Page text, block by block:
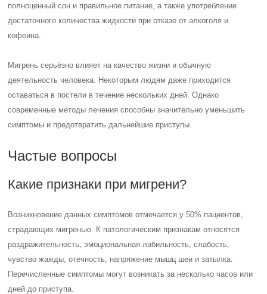
полноценный сон и правильное питание, а также употребление
достаточного количества жидкости при отказе от алкоголя и
кофеина.
Мигрень серьёзно влияет на качество жизни и обычную
деятельность человека. Некоторым людям даже приходится
оставаться в постели в течение нескольких дней. Однако
современные методы лечения способны значительно уменьшить
симптомы и предотвратить дальнейшие приступы.
Частые вопросы
Какие признаки при мигрени?
Возникновение данных симптомов отмечается у 50% пациентов,
страдающих мигренью. К патологическим признакам относятся
раздражительность, эмоциональная лабильность, слабость,
чувство жажды, отечность, напряжение мышц шеи и затылка.
Перечисленные симптомы могут возникать за несколько часов или
дней до приступа.